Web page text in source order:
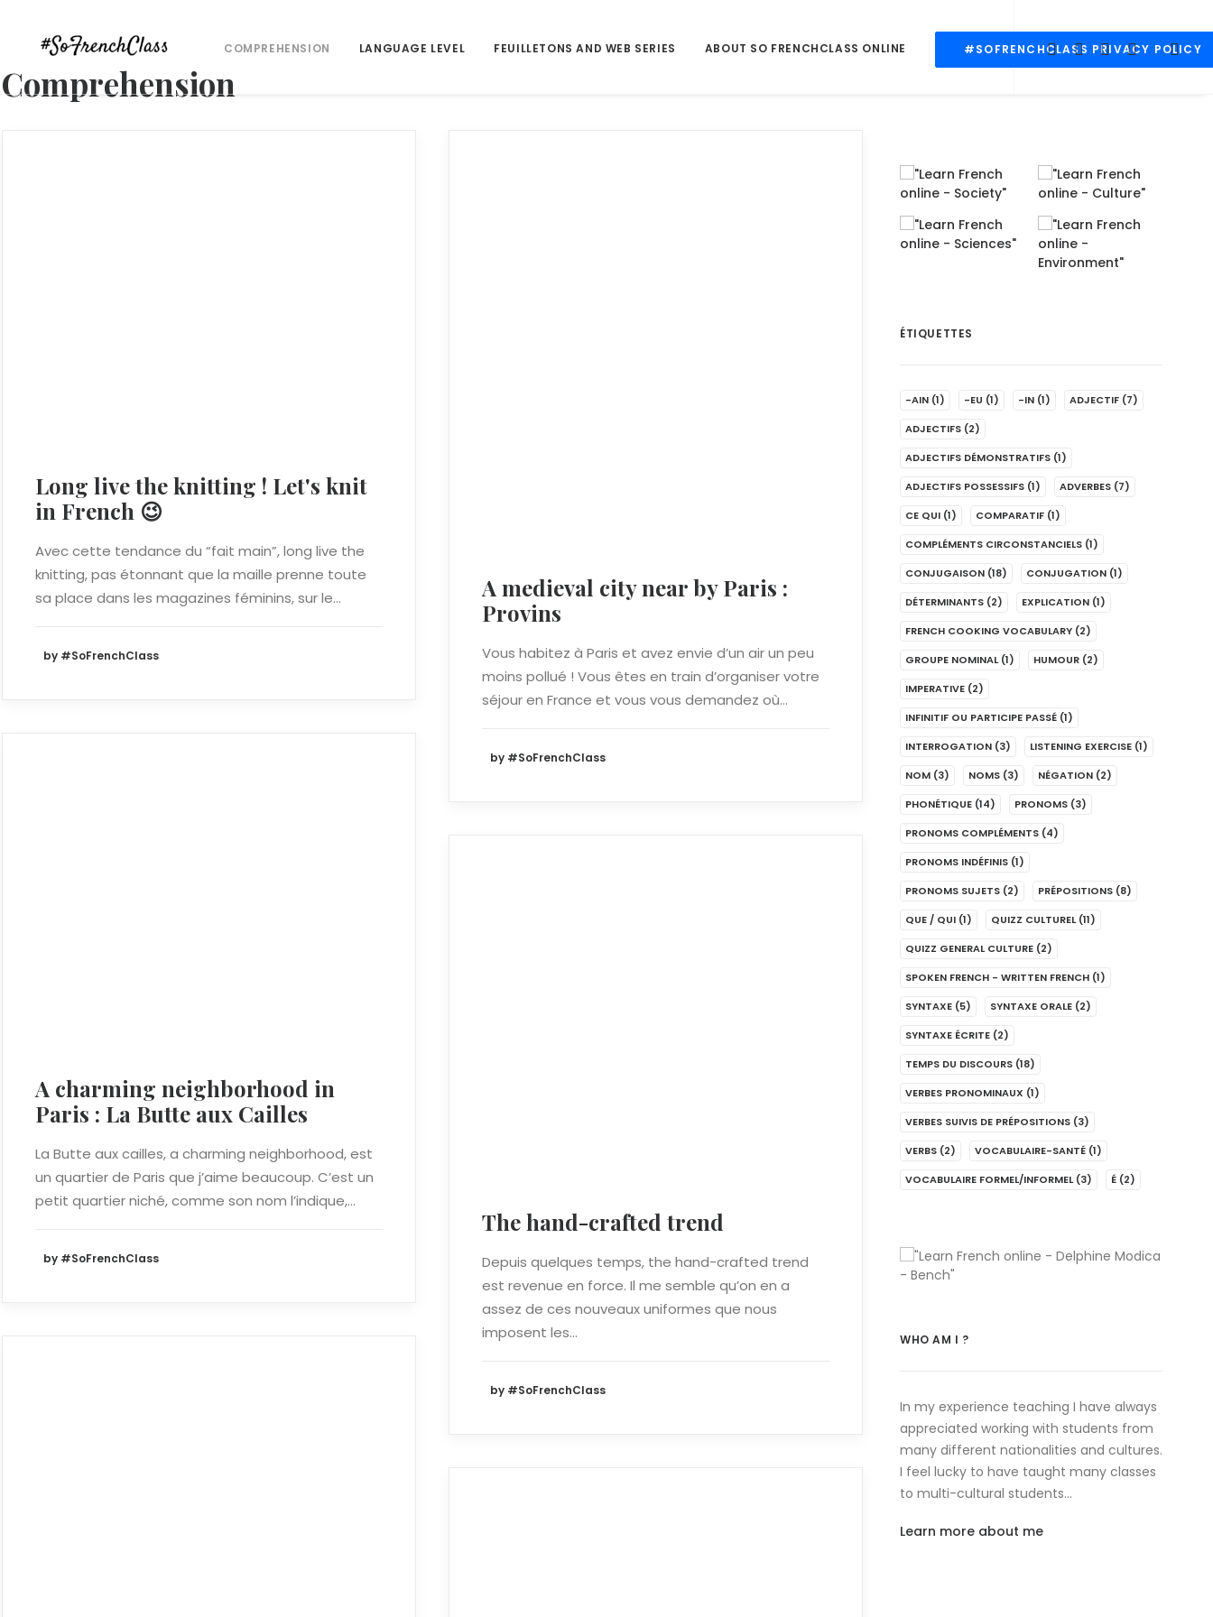
COMPREHENSION LANGUAGE LEVEL FEUILLETONS AND WEB SERIES ABOUT SO FRENCHCLASS ONLINE #SOFRENCHCLASS PRIVACY POLICY
Comprehension
Long live the knitting ! Let's knit
in French 😉
Avec cette tendance du “fait main”, long live the
knitting, pas étonnant que la maille prenne toute
sa place dans les magazines féminins, sur le…
by #SoFrenchClass
A medieval city near by Paris :
Provins
Vous habitez à Paris et avez envie d’un air un peu
moins pollué ! Vous êtes en train d’organiser votre
séjour en France et vous vous demandez où…
by #SoFrenchClass
A charming neighborhood in
Paris : La Butte aux Cailles
La Butte aux cailles, a charming neighborhood, est
un quartier de Paris que j’aime beaucoup. C’est un
petit quartier niché, comme son nom l’indique,…
by #SoFrenchClass
The hand-crafted trend
Depuis quelques temps, the hand-crafted trend
est revenue en force. Il me semble qu’on en a
assez de ces nouveaux uniformes que nous
imposent les…
by #SoFrenchClass
ÉTIQUETTES
-AIN (1) -EU (1) -IN (1) ADJECTIF (7)
ADJECTIFS (2)
ADJECTIFS DÉMONSTRATIFS (1)
ADJECTIFS POSSESSIFS (1) ADVERBES (7)
CE QUI (1) COMPARATIF (1)
COMPLÉMENTS CIRCONSTANCIELS (1)
CONJUGAISON (18) CONJUGATION (1)
DÉTERMINANTS (2) EXPLICATION (1)
FRENCH COOKING VOCABULARY (2)
GROUPE NOMINAL (1) HUMOUR (2)
IMPERATIVE (2)
INFINITIF OU PARTICIPE PASSÉ (1)
INTERROGATION (3) LISTENING EXERCISE (1)
NOM (3) NOMS (3) NÉGATION (2)
PHONÉTIQUE (14) PRONOMS (3)
PRONOMS COMPLÉMENTS (4)
PRONOMS INDÉFINIS (1)
PRONOMS SUJETS (2) PRÉPOSITIONS (8)
QUE / QUI (1) QUIZZ CULTUREL (11)
QUIZZ GENERAL CULTURE (2)
SPOKEN FRENCH - WRITTEN FRENCH (1)
SYNTAXE (5) SYNTAXE ORALE (2)
SYNTAXE ÉCRITE (2)
TEMPS DU DISCOURS (18)
VERBES PRONOMINAUX (1)
VERBES SUIVIS DE PRÉPOSITIONS (3)
VERBS (2) VOCABULAIRE-SANTÉ (1)
VOCABULAIRE FORMEL/INFORMEL (3) É (2)
WHO AM I ?
In my experience teaching I have always
appreciated working with students from
many different nationalities and cultures.
I feel lucky to have taught many classes
to multi-cultural students…
Learn more about me